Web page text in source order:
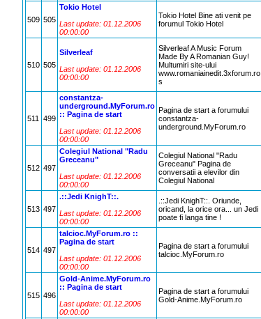
509 505
Tokio Hotel
Last update: 01.12.2006
00:00:00
Tokio Hotel Bine ati venit pe
forumul Tokio Hotel
510 505
Silverleaf
Last update: 01.12.2006
00:00:00
Silverleaf A Music Forum
Made By A Romanian Guy!
Multumiri site-ului
www.romaniainedit.3xforum.ro
s
511 499
constantza-
underground.MyForum.ro
:: Pagina de start
Last update: 01.12.2006
00:00:00
Pagina de start a forumului
constantza-
underground.MyForum.ro
512 497
Colegiul National "Radu
Greceanu"
Last update: 01.12.2006
00:00:00
Colegiul National "Radu
Greceanu" Pagina de
conversatii a elevilor din
Colegiul National
513 497
.::Jedi KnighT::.
Last update: 01.12.2006
00:00:00
.::Jedi KnighT::. Oriunde,
oricand, la orice ora... un Jedi
poate fi langa tine !
514 497
talcioc.MyForum.ro ::
Pagina de start
Last update: 01.12.2006
00:00:00
Pagina de start a forumului
talcioc.MyForum.ro
515 496
Gold-Anime.MyForum.ro
:: Pagina de start
Last update: 01.12.2006
00:00:00
Pagina de start a forumului
Gold-Anime.MyForum.ro